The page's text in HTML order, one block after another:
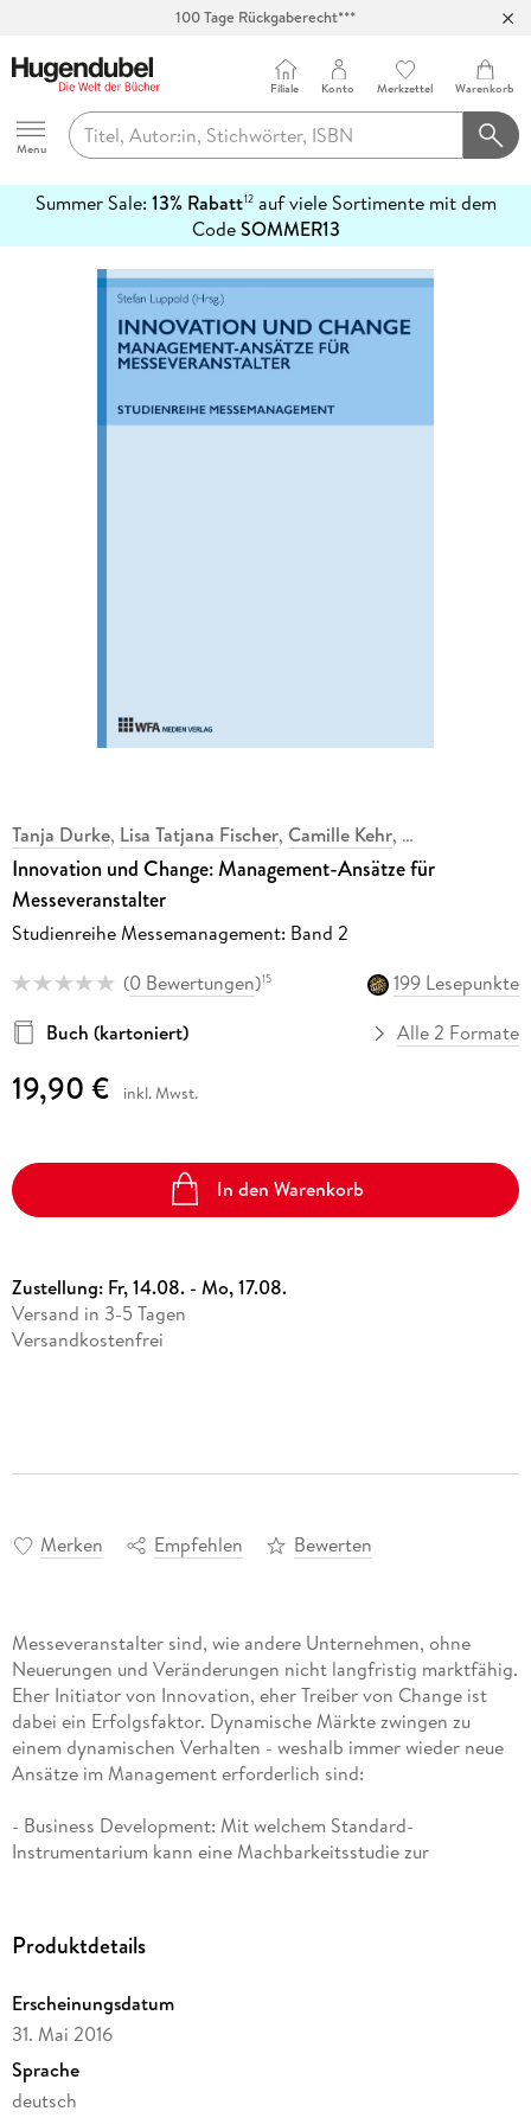
100 Tage Rückgaberecht***
Hugendubel
Menu
Filiale Konto Merkzettel Warenkorb
Summer Sale: 13% Rabatt12auf viele Sortimente mit dem
CodeSOMMER13
erfahren
Tanja Durke, Lisa Tatjana Fischer, Camille Kehr,
Innovation und Change: Management-Ansätze für
Messeveranstalter
Studienreihe Messemanagement: Band 2
(0 Bewertungen)15
199 Lesepunkte
Buch (kartoniert)
Alle 2 Formate
19,90 € inkl. Mwst.
In den Warenkorb
Zustellung: Fr, 14.08. - Mo, 17.08.
Versand in 3-5 Tagen
Versandkostenfrei
Merken Empfehlen Bewerten
Messeveranstalter sind, wie andere Unternehmen, ohne
Neuerungen und Veränderungen nicht langfristig marktfähig.
Eher Initiator von Innovation, eher Treiber von Change ist
dabei ein Erfolgsfaktor. Dynamische Märkte zwingen zu
einem dynamischen Verhalten - weshalb immer wieder neue
Ansätze im Management erforderlich sind:
- Business Development: Mit welchem Standard-
Instrumentarium kann eine Machbarkeitsstudie zur
generieren?
Veränderungen durch virtuelle und hybride
Veranstaltungsformate stellen?
- Onboarding: Wie können temporäre Mitarbeiter für
Großveranstaltungen optimal integriert und eingearbeitet
werden?
Produktdetails
Erscheinungsdatum
31. Mai 2016
Sprache
deutsch